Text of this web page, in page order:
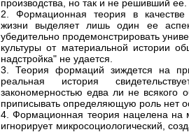
производства, но так и не решивший ее.
2. Формационная теория в качестве
жизни выделяет лишь один ее
убедительно продемонстрировать
культуры от материальной истории
надстройка" не удается.
3. Теория формаций зиждется на
реальная история
закономерностью едва ли не всякого
приписывать определяющую роль нет
4. Формационная теория нацелена на
игнорирует микросоциологический,